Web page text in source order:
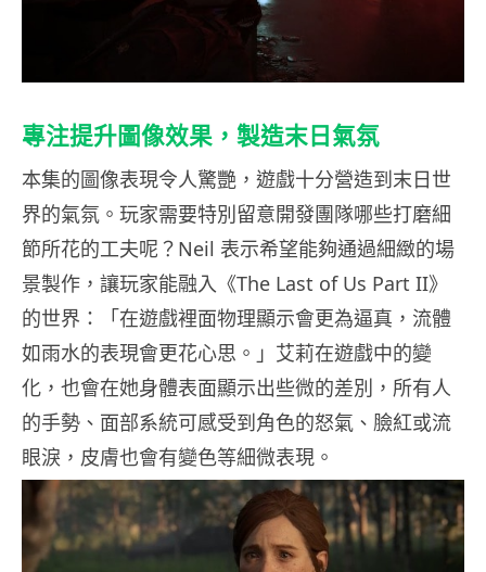
專注提升圖像效果，製造末日氣氛
本集的圖像表現令人驚艷，遊戲十分營造到末日世
界的氣氛。玩家需要特別留意開發團隊哪些打磨細
節所花的工夫呢？Neil 表示希望能夠通過細緻的場
景製作，讓玩家能融入《The Last of Us Part II》
的世界：「在遊戲裡面物理顯示會更為逼真，流體
如雨水的表現會更花心思。」艾莉在遊戲中的變
化，也會在她身體表面顯示出些微的差別，所有人
的手勢、面部系統可感受到角色的怒氣、臉紅或流
眼淚，皮膚也會有變色等細微表現。